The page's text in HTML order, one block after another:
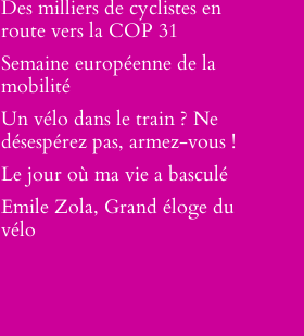
Des milliers de cyclistes en
route vers la COP 31
Semaine européenne de la
mobilité
Un vélo dans le train ? Ne
désespérez pas, armez-vous !
Le jour où ma vie a basculé
Emile Zola, Grand éloge du
vélo